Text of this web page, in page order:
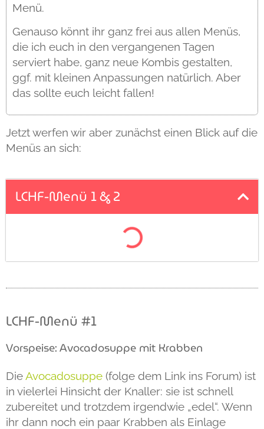
Menü.
Genauso könnt ihr ganz frei aus allen Menüs,
die ich euch in den vergangenen Tagen
serviert habe, ganz neue Kombis gestalten,
ggf. mit kleinen Anpassungen natürlich. Aber
das sollte euch leicht fallen!
Jetzt werfen wir aber zunächst einen Blick auf die
Menüs an sich:
LCHF-Menü 1 & 2
LCHF-Menü #1
Vorspeise: Avocadosuppe mit Krabben
DieAvocadosuppe (folge dem Link ins Forum) ist
in vielerlei Hinsicht der Knaller: sie ist schnell
zubereitet und trotzdem irgendwie „edel“. Wenn
ihr dann noch ein paar Krabben als Einlage